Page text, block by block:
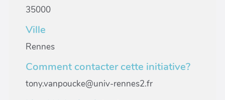
35000
Ville
Rennes
Comment contacter cette initiative?
tony.vanpoucke@univ-rennes2.fr